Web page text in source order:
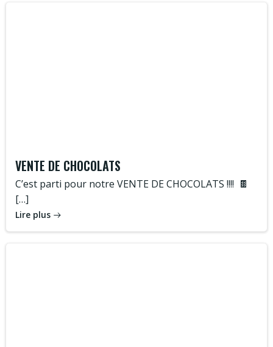
VENTE DE CHOCOLATS
C’est parti pour notre VENTE DE CHOCOLATS !!!! 🍫
[…]
Lire plus